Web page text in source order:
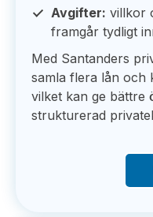
Avgifter: villkor
framgår tydligt
Med Santanders
samla flera lån och
vilket kan ge bättre
strukturerad